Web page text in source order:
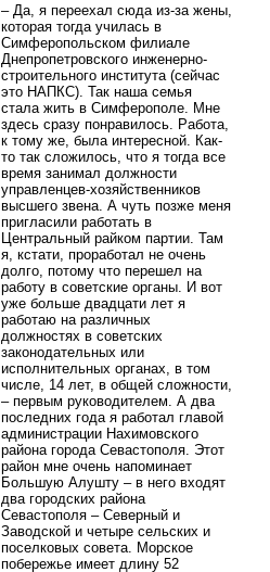
– Да, я переехал сюда из-за жены,
которая тогда училась в
Симферопольском филиале
Днепропетровского инженерно-
строительного института (сейчас
это НАПКС). Так наша семья
стала жить в Симферополе. Мне
здесь сразу понравилось. Работа,
к тому же, была интересной. Как-
то так сложилось, что я тогда все
время занимал должности
управленцев-хозяйственников
высшего звена. А чуть позже меня
пригласили работать в
Центральный райком партии. Там
я, кстати, проработал не очень
долго, потому что перешел на
работу в советские органы. И вот
уже больше двадцати лет я
работаю на различных
должностях в советских
законодательных или
исполнительных органах, в том
числе, 14 лет, в общей сложности,
– первым руководителем. А два
последних года я работал главой
администрации Нахимовского
района города Севастополя. Этот
район мне очень напоминает
Большую Алушту – в него входят
два городских района
Севастополя – Северный и
Заводской и четыре сельских и
поселковых совета. Морское
побережье имеет длину 52